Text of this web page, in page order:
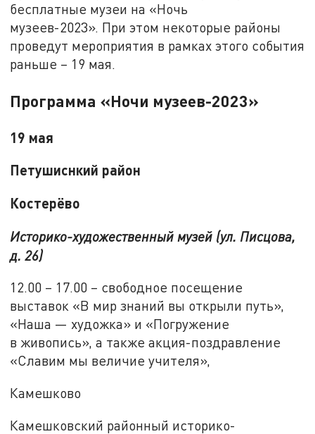
бесплатные музеи на «Ночь
музеев-2023». При этом некоторые районы
проведут мероприятия в рамках этого события
раньше – 19 мая.
Программа «Ночи музеев-2023»
19 мая
Петушиснкий район
Костерёво
Историко-художественный музей (ул. Писцова,
д. 26)
12.00 – 17.00 – свободное посещение
выставок «В мир знаний вы открыли путь»,
«Наша — художка» и «Погружение
в живопись», а также акция-поздравление
«Славим мы величие учителя»,
Камешково
Камешковский районный историко-